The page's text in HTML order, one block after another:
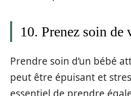
10. Prenez soin de
Prendre soin d’un bébé
peut être épuisant et